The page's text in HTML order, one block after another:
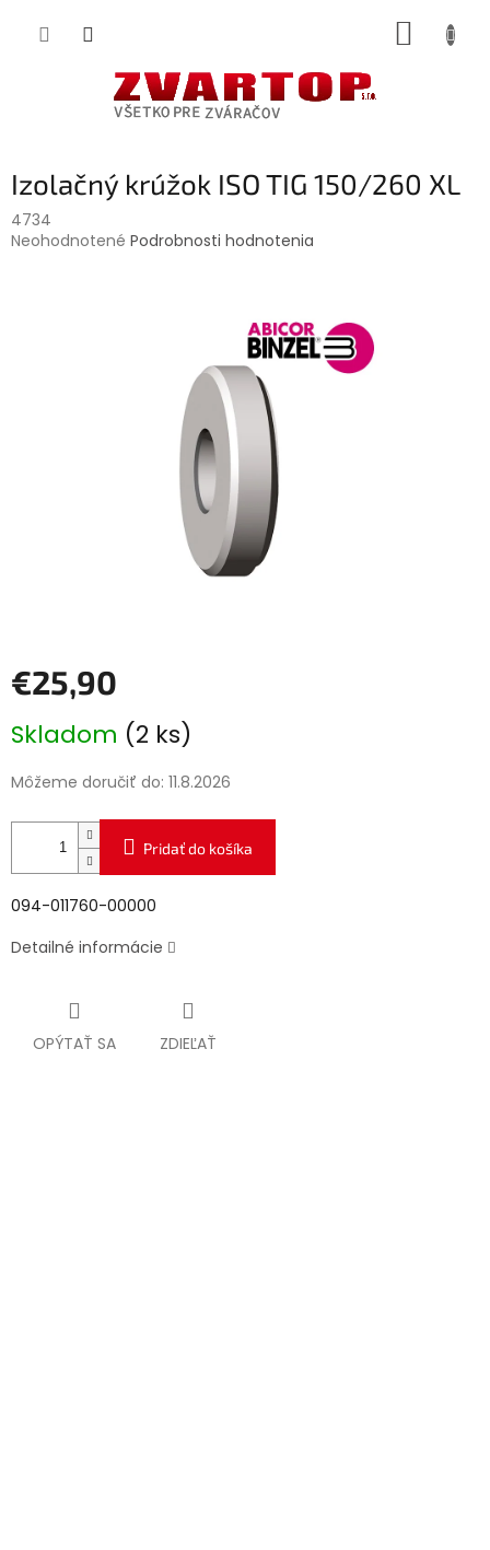
Izolačný krúžok ISO TIG 150/260 XL
4734
Priemerné
Neohodnotené Podrobnosti hodnotenia
€25,90
cena:
Skladom (2 ks)
Môžeme doručiť do: 11.8.2026
Pridať do košíka
094-011760-00000
Detailné informácie
OPÝTAŤ SA ZDIEĽAŤ